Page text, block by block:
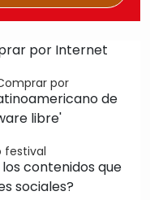
por
festival